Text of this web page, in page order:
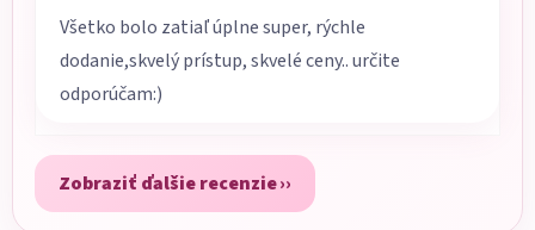
Všetko bolo zatiaľ úplne super, rýchle
dodanie,skvelý prístup, skvelé ceny.. určite
odporúčam:)
Zobraziť ďalšie recenzie